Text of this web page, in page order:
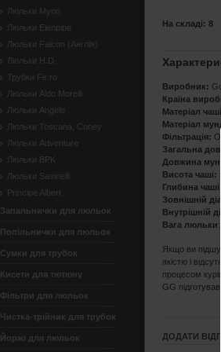
На складі: 8
Виробник:
Країна
Матеріал чаші
Матеріал
Фільтрація:
Загальна
Довжина
Висота чаші:
Глибина чаші:
Зовнішній
Внутрішній
Вага люльки: -
Якщо ви
якістю і
процесом
GG
ДОДАТИ
Люльки Myon
Люльки Elenpipe
Люльки Falcon (Англія)
Люльки H.D.
Трубки Fe.ro
Люльки Aldo Morelli
Люльки Angelo
Люльки Toscana, Coney
Люльки Adventure
Люльки BPK
Люльки Savinelli
Principe Albert
Запальнички для люльок
Попільнички для люльок
Сумки для трубок
Кисети для тютюну
Фільтри для люльок
Чистка-трійник для трубок
Йоржі для люльок